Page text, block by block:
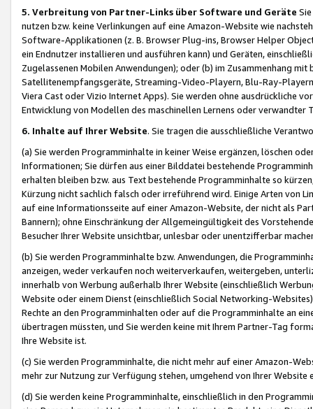
5. Verbreitung von Partner-Links über Software und Geräte
nutzen bzw. keine Verlinkungen auf eine Amazon-Website wie
Software-Applikationen (z. B. Browser Plug-ins, Browser Helper
ein Endnutzer installieren und ausführen kann) und Geräten,
Zugelassenen Mobilen Anwendungen); oder (b) im Zusammenhang
Satellitenempfangsgeräte, Streaming-Video-Playern, Blu-Ray-
Viera Cast oder Vizio Internet Apps). Sie werden ohne ausdrückliche
Entwicklung von Modellen des maschinellen Lernens oder
6. Inhalte auf Ihrer Website. Sie tragen die ausschließliche
(a) Sie werden Programminhalte in keiner Weise ergänzen, löschen
Informationen; Sie dürfen aus einer Bilddatei bestehende
erhalten bleiben bzw. aus Text bestehende Programminhalte so
Kürzung nicht sachlich falsch oder irreführend wird. Einige Arten von
auf eine Informationsseite auf einer Amazon-Website, der nicht als
Bannern); ohne Einschränkung der Allgemeingültigkeit des
Besucher Ihrer Website unsichtbar, unlesbar oder unentzifferbar
(b) Sie werden Programminhalte bzw. Anwendungen, die
anzeigen, weder verkaufen noch weiterverkaufen, weitergeben,
innerhalb von Werbung außerhalb Ihrer Website (einschließlich
Website oder einem Dienst (einschließlich Social Networking-
Rechte an den Programminhalten oder auf die Programminhalte an
übertragen müssten, und Sie werden keine mit Ihrem Partner-Tag
Ihre Website ist.
(c) Sie werden Programminhalte, die nicht mehr auf einer Amazon-
mehr zur Nutzung zur Verfügung stehen, umgehend von Ihrer
(d) Sie werden keine Programminhalte, einschließlich in den